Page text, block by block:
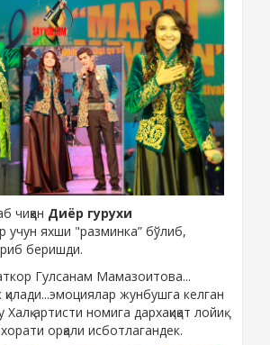
чиққан Диёр гурухи
учун яхши "разминка” бўлиб,
беришди.
Гулсанам Мамазоитова...
жунбушга келган
артисти номига дархақиқат лойиқ
орқали исботлагандек.